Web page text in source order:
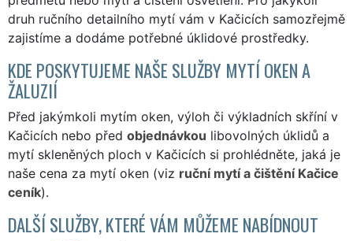
druh ručního detailního mytí vám v Kačicích samozřejmě
zajistíme a dodáme potřebné úklidové prostředky.
KDE POSKYTUJEME NAŠE SLUŽBY MYTÍ OKEN A
ŽALUZIÍ
Před jakýmkoli mytím oken, výloh či výkladních skříní v
Kačicích nebo před objednávkou libovolných úklidů a
mytí skleněných ploch v Kačicích si prohlédněte, jaká je
naše cena za mytí oken (viz ruční mytí a čištění Kačice
ceník).
DALŠÍ SLUŽBY, KTERÉ VÁM MŮŽEME NABÍDNOUT